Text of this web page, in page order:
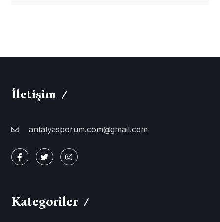
İletişim
antalyasporum.com@gmail.com
Kategoriler